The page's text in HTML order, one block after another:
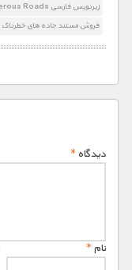
1900 تومان – دانلود قسمت 1 (افزودن به سبد خريد)
1900 تومان – دانلود قسمت 2 (افزودن به سبد خريد)
زیرنویس فارسی Dangerous Roads
فروش مستند جاده های خطرناک
دیدگاه*
نام*